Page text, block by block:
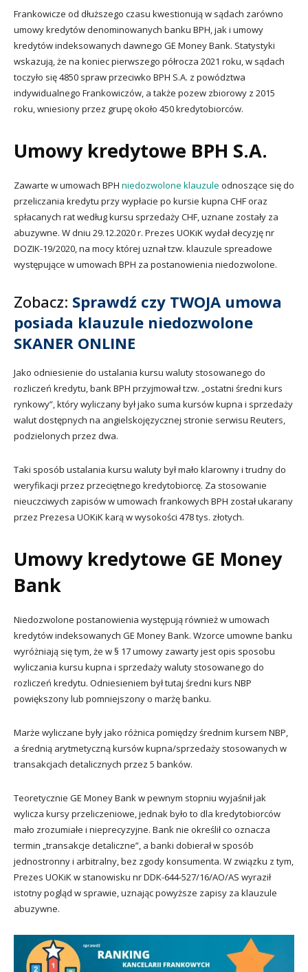
Frankowicze od dłuższego czasu kwestionują w sądach zarówno
umowy kredytów denominowanych banku BPH, jak i umowy
kredytów indeksowanych dawnego GE Money Bank. Statystyki
wskazują, że na koniec pierwszego półrocza 2021 roku, w sądach
toczyło się 4850 spraw przeciwko BPH S.A. z powództwa
indywidualnego Frankowiczów, a także pozew zbiorowy z 2015
roku, wniesiony przez grupę około 450 kredytobiorców.
Umowy kredytowe BPH S.A.
Zawarte w umowach BPH niedozwolone klauzule odnoszące się do
przeliczania kredytu przy wypłacie po kursie kupna CHF oraz
spłacanych rat według kursu sprzedaży CHF, uznane zostały za
abuzywne. W dniu 29.12.2020 r. Prezes UOKiK wydał decyzję nr
DOZIK-19/2020, na mocy której uznał tzw. klauzule spreadowe
występujące w umowach BPH za postanowienia niedozwolone.
Zobacz: Sprawdź czy TWOJA umowa
posiada klauzule niedozwolone
SKANER ONLINE
Jako odniesienie do ustalania kursu waluty stosowanego do
rozliczeń kredytu, bank BPH przyjmował tzw. „ostatni średni kurs
rynkowy”, który wyliczany był jako suma kursów kupna i sprzedaży
walut dostępnych na angielskojęzycznej stronie serwisu Reuters,
podzielonych przez dwa.
Taki sposób ustalania kursu waluty był mało klarowny i trudny do
weryfikacji przez przeciętnego kredytobiorcę. Za stosowanie
nieuczciwych zapisów w umowach frankowych BPH został ukarany
przez Prezesa UOKiK karą w wysokości 478 tys. złotych.
Umowy kredytowe GE Money
Bank
Niedozwolone postanowienia występują również w umowach
kredytów indeksowanych GE Money Bank. Wzorce umowne banku
wyróżniają się tym, że w § 17 umowy zawarty jest opis sposobu
wyliczania kursu kupna i sprzedaży waluty stosowanego do
rozliczeń kredytu. Odniesieniem był tutaj średni kurs NBP
powiększony lub pomniejszony o marżę banku.
Marże wyliczane były jako różnica pomiędzy średnim kursem NBP,
a średnią arytmetyczną kursów kupna/sprzedaży stosowanych w
transakcjach detalicznych przez 5 banków.
Teoretycznie GE Money Bank w pewnym stopniu wyjaśnił jak
wylicza kursy przeliczeniowe, jednak było to dla kredytobiorców
mało zrozumiałe i nieprecyzyjne. Bank nie określił co oznacza
termin „transakcje detaliczne”, a banki dobierał w sposób
jednostronny i arbitralny, bez zgody konsumenta. W związku z tym,
Prezes UOKiK w stanowisku nr DDK-644-527/16/AO/AS wyraził
istotny pogląd w sprawie, uznając powyższe zapisy za klauzule
abuzywne.